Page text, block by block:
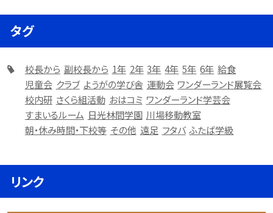
タグ
校長から 副校長から 1年 2年 3年 4年 5年 6年 給食
児童会 クラブ ようがの学び舎 運動会 ワンダーランド展覧会
校内研 さくら組活動 おはコミ ワンダーランド学芸会
すまいるルーム 日光林間学園 川場移動教室
朝・休み時間・下校等 その他 遠足 フタバ ふたば学級
リンク